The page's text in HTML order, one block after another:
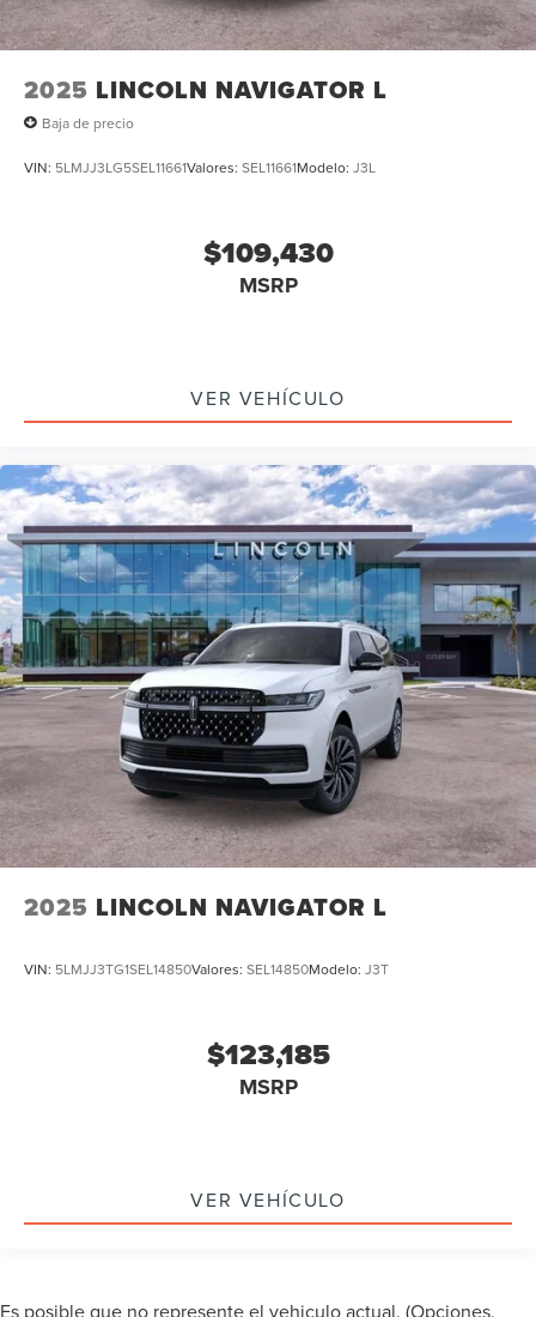
2025 LINCOLN NAVIGATOR L
Baja de precio
VIN: 5LMJJ3LG5SEL11661Valores: SEL11661Modelo: J3L
$109,430
MSRP
VER VEHÍCULO
2025 LINCOLN NAVIGATOR L
VIN: 5LMJJ3TG1SEL14850Valores: SEL14850Modelo: J3T
$123,185
MSRP
VER VEHÍCULO
Es posible que no represente el vehiculo actual. (Opciones,